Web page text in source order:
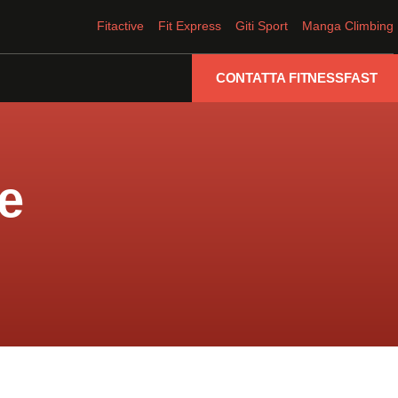
Fitactive Fit Express Giti Sport Manga Climbing
CONTATTA FITNESSFAST